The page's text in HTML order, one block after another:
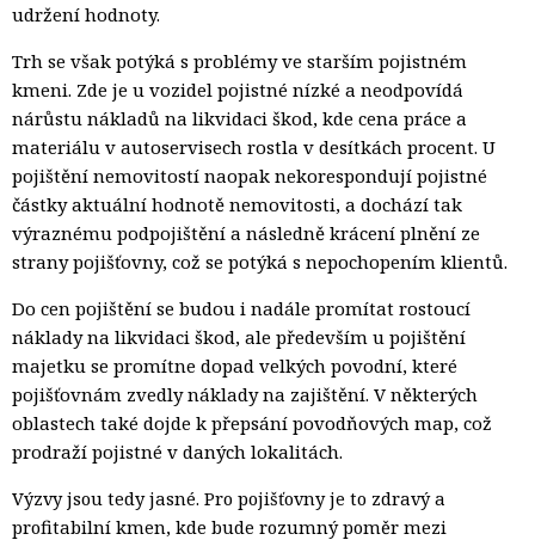
udržení hodnoty.
Trh se však potýká s problémy ve starším pojistném
kmeni. Zde je u vozidel pojistné nízké a neodpovídá
nárůstu nákladů na likvidaci škod, kde cena práce a
materiálu v autoservisech rostla v desítkách procent. U
pojištění nemovitostí naopak nekorespondují pojistné
částky aktuální hodnotě nemovitosti, a dochází tak
výraznému podpojištění a následně krácení plnění ze
strany pojišťovny, což se potýká s nepochopením klientů.
Do cen pojištění se budou i nadále promítat rostoucí
náklady na likvidaci škod, ale především u pojištění
majetku se promítne dopad velkých povodní, které
pojišťovnám zvedly náklady na zajištění. V některých
oblastech také dojde k přepsání povodňových map, což
prodraží pojistné v daných lokalitách.
Výzvy jsou tedy jasné. Pro pojišťovny je to zdravý a
profitabilní kmen, kde bude rozumný poměr mezi